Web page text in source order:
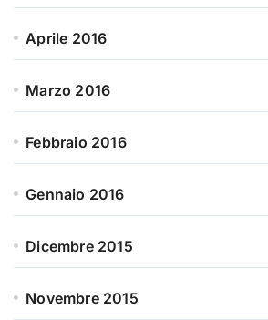
Aprile 2016
Marzo 2016
Febbraio 2016
Gennaio 2016
Dicembre 2015
Novembre 2015